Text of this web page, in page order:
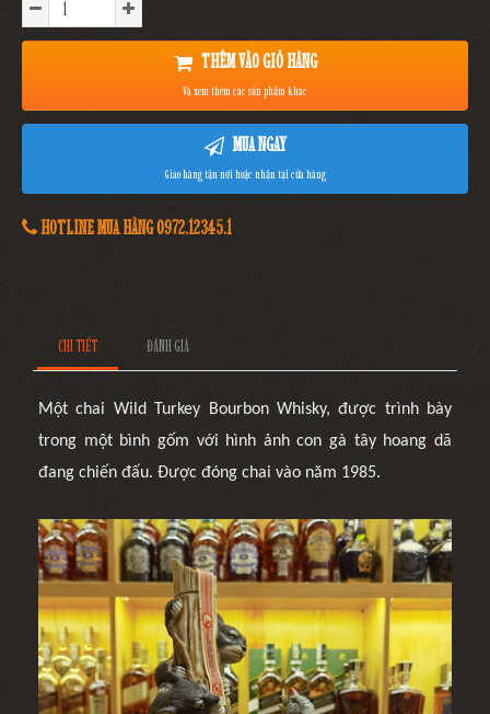
THÊM VÀO GIỎ HÀNG
Và xem thêm các sản phẩm khác
MUA NGAY
Giao hàng tận nơi hoặc nhận tại cửa hàng
HOTLINE MUA HÀNG 0972.12345.1
CHI TIẾT ĐÁNH GIÁ
Một chai Wild Turkey Bourbon Whisky, được trình bày
trong một bình gốm với hình ảnh con gà tây hoang dã
đang chiến đấu. Được đóng chai vào năm 1985.